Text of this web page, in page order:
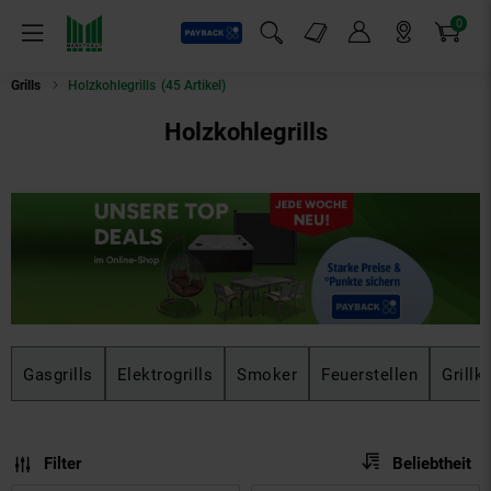
Menü
Payback
Suchfeld einblenden
Markt-Angebote 0
Artikel
Grills Holzkohlegrills (45 Artikel)
Holzkohlegrills
Gasgrills Elektrogrills Smoker Feuerstellen
Filter Sortierung:
Beliebtheit